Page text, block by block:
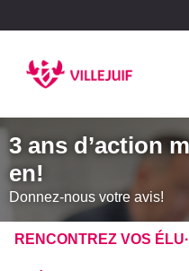
3 ans d’action
en!
Donnez-nous votre avis!
RENCONTREZ VOS